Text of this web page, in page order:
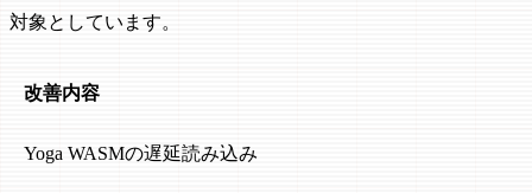
対象としています。
改善内容
Yoga WASMの遅延読み込み